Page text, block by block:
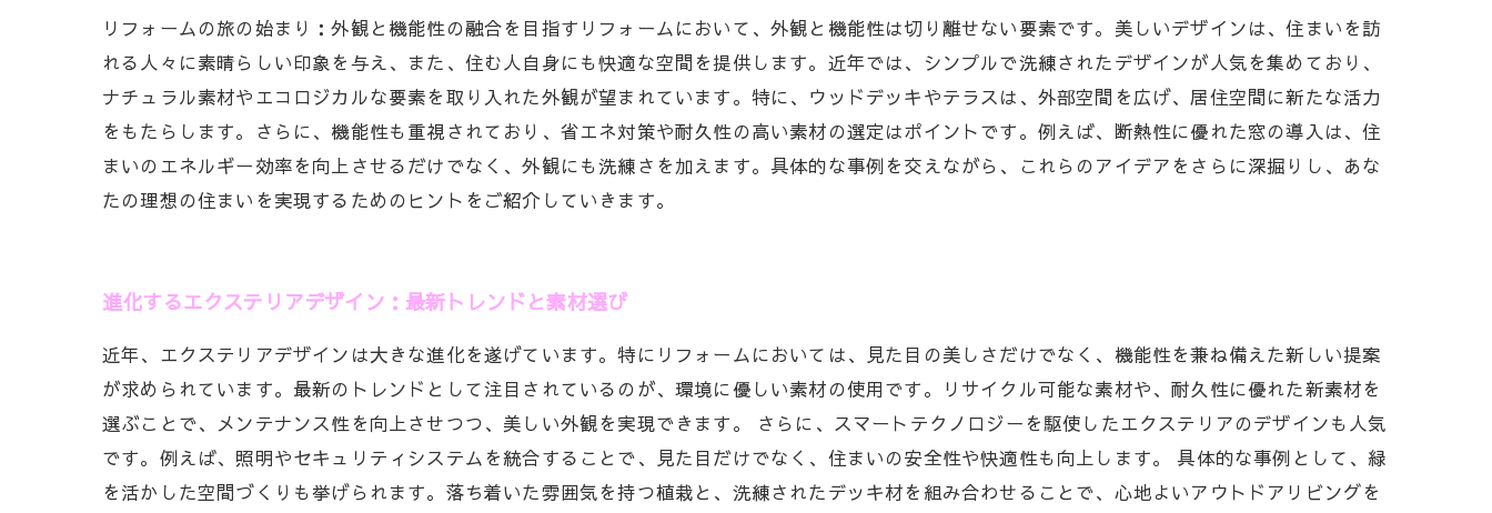
リフォームの旅の始まり：外観と機能性の融合を目指すリフォームにおいて、外観と機能性は切り離せない要素です。美しいデザインは、住まいを訪
れる人々に素晴らしい印象を与え、また、住む人自身にも快適な空間を提供します。近年では、シンプルで洗練されたデザインが人気を集めており、
ナチュラル素材やエコロジカルな要素を取り入れた外観が望まれています。特に、ウッドデッキやテラスは、外部空間を広げ、居住空間に新たな活力
をもたらします。さらに、機能性も重視されており、省エネ対策や耐久性の高い素材の選定はポイントです。例えば、断熱性に優れた窓の導入は、住
まいのエネルギー効率を向上させるだけでなく、外観にも洗練さを加えます。具体的な事例を交えながら、これらのアイデアをさらに深掘りし、あな
たの理想の住まいを実現するためのヒントをご紹介していきます。
進化するエクステリアデザイン：最新トレンドと素材選び
近年、エクステリアデザインは大きな進化を遂げています。特にリフォームにおいては、見た目の美しさだけでなく、機能性を兼ね備えた新しい提案
が求められています。最新のトレンドとして注目されているのが、環境に優しい素材の使用です。リサイクル可能な素材や、耐久性に優れた新素材を
選ぶことで、メンテナンス性を向上させつつ、美しい外観を実現できます。 さらに、スマートテクノロジーを駆使したエクステリアのデザインも人気
です。例えば、照明やセキュリティシステムを統合することで、見た目だけでなく、住まいの安全性や快適性も向上します。 具体的な事例として、緑
を活かした空間づくりも挙げられます。落ち着いた雰囲気を持つ植栽と、洗練されたデッキ材を組み合わせることで、心地よいアウトドアリビングを